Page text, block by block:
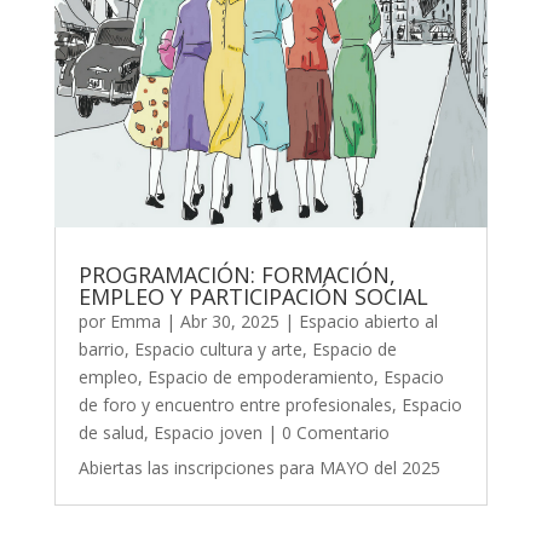
PROGRAMACIÓN: FORMACIÓN,
EMPLEO Y PARTICIPACIÓN SOCIAL
por Emma | Abr 30, 2025 | Espacio abierto al
barrio, Espacio cultura y arte, Espacio de
empleo, Espacio de empoderamiento, Espacio
de foro y encuentro entre profesionales, Espacio
de salud, Espacio joven | 0 Comentario
Abiertas las inscripciones para MAYO del 2025